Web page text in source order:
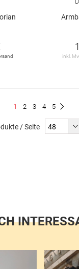
inkl.
Du
1 Seite
2 Seite
3 Seite
4 Seite
5
/ Seite